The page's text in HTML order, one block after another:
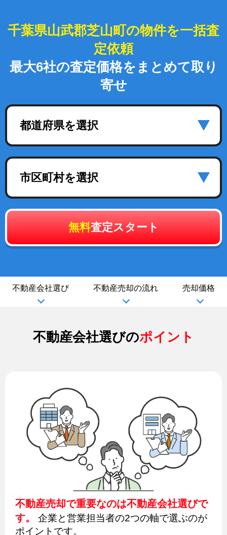
千葉県山武郡芝山町の物件を一括査
定依頼
最大6社の査定価格をまとめて取り
寄せ
都道府県を選択
市区町村を選択
無料査定スタート
不動産会社選び 不動産売却の流れ 売却価格
不動産会社選びのポイント
不動産売却で重要なのは不動産会社選びで
す。
企業と営業担当者の2つの軸で選ぶのが
ポイントです。